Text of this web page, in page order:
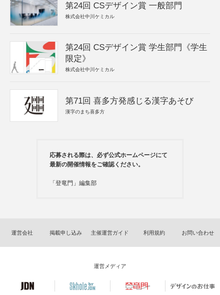
第24回 CSデザイン賞 一般部門
株式会社中川ケミカル
第24回 CSデザイン賞 学生部門《学生
限定》
株式会社中川ケミカル
第71回 喜多方発感じる漢字あそび
漢字のまち喜多方
応募される際は、必ず公式ホームページにて
最新の開催情報をご確認ください。
「登竜門」編集部
運営会社 掲載申し込み 主催運営ガイド 利用規約 お問い合わせ
運営メディア